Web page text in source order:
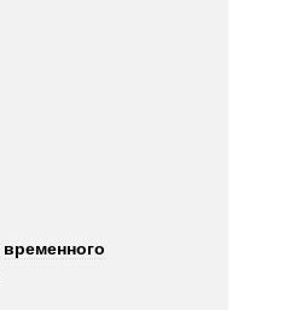
временного